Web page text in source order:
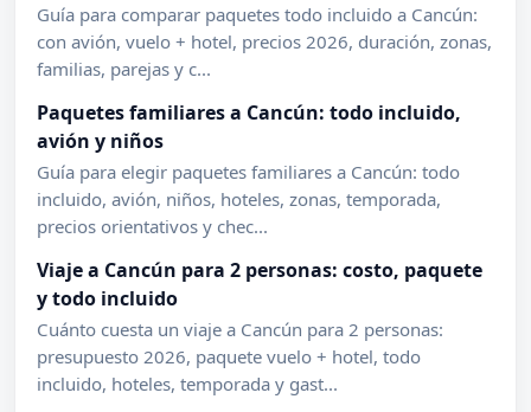
Guía para comparar paquetes todo incluido a Cancún:
con avión, vuelo + hotel, precios 2026, duración, zonas,
familias, parejas y c...
Paquetes familiares a Cancún: todo incluido,
avión y niños
Guía para elegir paquetes familiares a Cancún: todo
incluido, avión, niños, hoteles, zonas, temporada,
precios orientativos y chec...
Viaje a Cancún para 2 personas: costo, paquete
y todo incluido
Cuánto cuesta un viaje a Cancún para 2 personas:
presupuesto 2026, paquete vuelo + hotel, todo
incluido, hoteles, temporada y gast...